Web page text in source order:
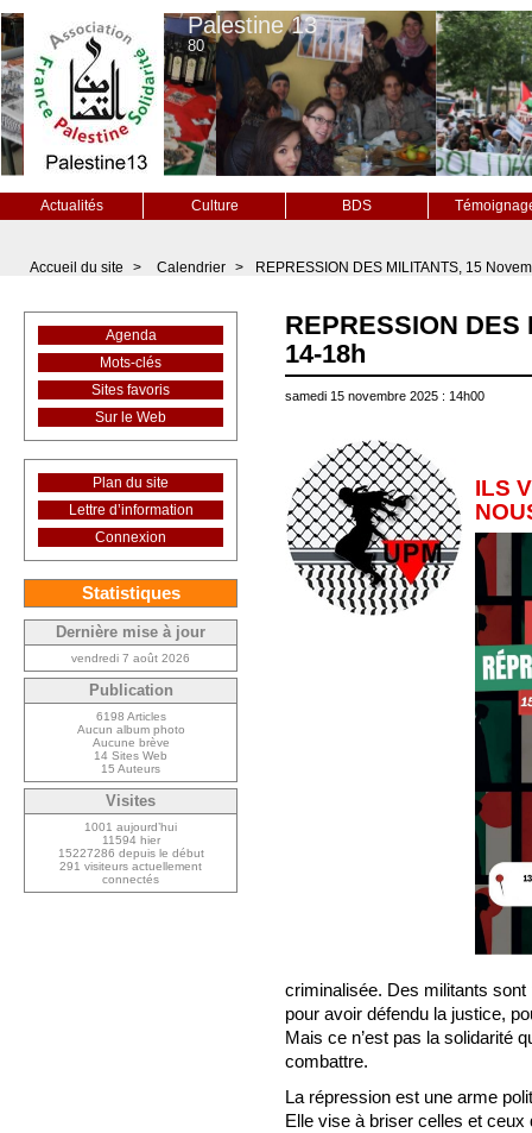
Palestine 13
80
Actualités Culture BDS
Accueil du site > Calendrier > REPRESSION DES MILITANTS, 15
REPRESSION DES
14-18h
samedi 15 novembre 2025 : 14h00
ILS
criminalisée. Des militants
pour avoir défendu la justice,
Mais ce n’est pas la solidarité
combattre.
La répression est une arme
Elle vise à briser celles et ceux
Agenda
Mots-clés
Sites favoris
Sur le Web
Plan du site
Lettre d’information
Connexion
Statistiques
Dernière mise à jour
vendredi 7 août 2026
Publication
6198 Articles
Aucun album photo
Aucune brève
14 Sites Web
15 Auteurs
Visites
1001 aujourd’hui
11594 hier
15227286 depuis le début
291 visiteurs actuellement
connectés